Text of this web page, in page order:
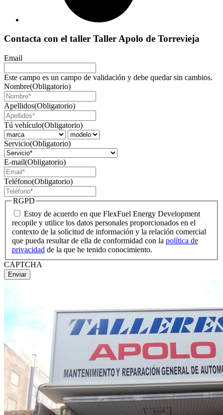
Contacta con el taller Taller Apolo de Torrevieja
Email
Este campo es un campo de validación y debe quedar sin cambios.
Nombre(Obligatorio)
Apellidos(Obligatorio)
Tú vehículo(Obligatorio)
Servicio(Obligatorio)
E-mail(Obligatorio)
Teléfono(Obligatorio)
RGPD
Estoy de acuerdo en que FlexFuel Energy Development
recopile y utilice los datos personales proporcionados en el
contexto de la solicitud de información y la relación comercial
que pueda resultar de ella de conformidad con la política de
privacidad de la que he tenido conocimiento.
CAPTCHA